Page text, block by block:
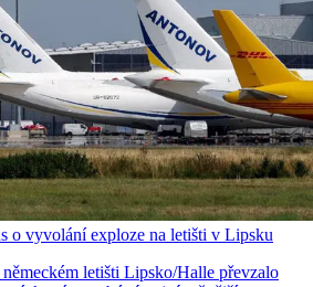
o vyvolání exploze na letišti v Lipsku
letišti Lipsko/Halle převzalo